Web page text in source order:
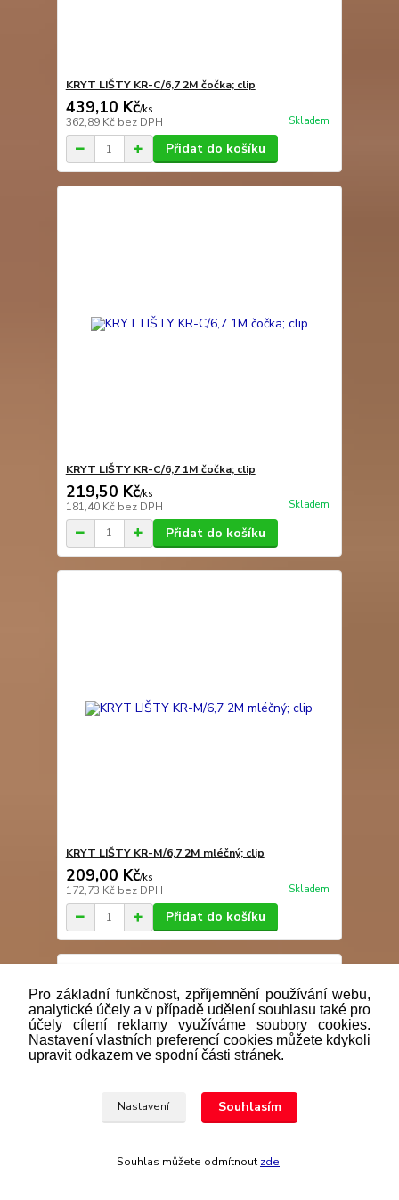
KRYT LIŠTY KR-C/6,7 2M čočka; clip
439,10 Kč/ks
362,89 Kč bez DPH Skladem
Přidat do košíku
KRYT LIŠTY KR-C/6,7 1M čočka; clip
219,50 Kč/ks
181,40 Kč bez DPH Skladem
Přidat do košíku
KRYT LIŠTY KR-M/6,7 2M mléčný; clip
209,00 Kč/ks
172,73 Kč bez DPH Skladem
Přidat do košíku
Pro základní funkčnost, zpříjemnění používání webu,
analytické účely a v případě udělení souhlasu také pro
účely cílení reklamy využíváme soubory cookies.
Nastavení vlastních preferencí cookies můžete kdykoli
upravit odkazem ve spodní části stránek.
Nastavení Souhlasím
Souhlas můžete odmítnout zde.